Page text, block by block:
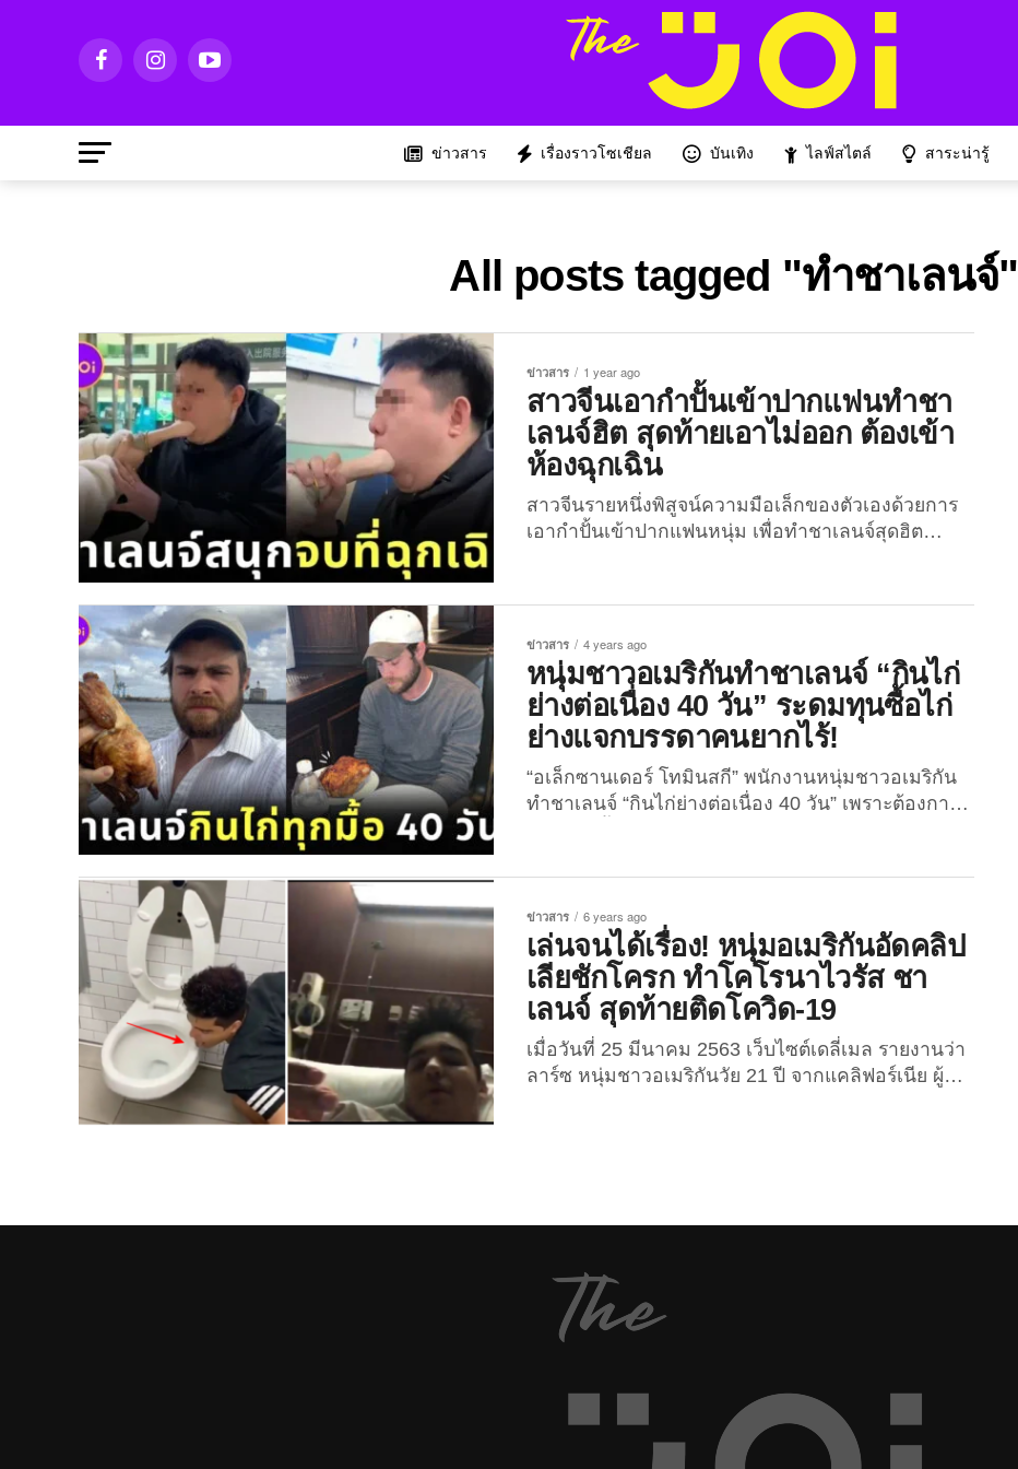
ข่าวสาร เรื่องราวโซเชียล บันเทิง ไลฟ์สไตล์ สาระน่ารู้
All posts tagged "ทำชาเลนจ์"
ข่าวสาร 1 year ago
สาวจีนเอากำปั้นเข้าปากแฟนทำชา
เลนจ์ฮิต สุดท้ายเอาไม่ออก ต้องเข้า
ห้องฉุกเฉิน
สาวจีนรายหนึ่งพิสูจน์ความมือเล็กของตัวเองด้วยการ
เอากำปั้นเข้าปากแฟนหนุ่ม เพื่อทำชาเลนจ์สุดฮิต
“Hand-eating Challenge” ชาเลนจ์พิสูจน์ความมือเล็ก
ของสาวแดนมังกรที่กำลังฮิตสุด ๆ บนโลกโซเชียลจีน
ในขณะนี้ ล่าสุดสร้างเรื่องให้กับคู่รักคู่หนึ่งจนต้อง
เข้าไปใช้บริการแผนกฉุกเฉินของโรงพยาบาลกันเลยที
เดียว ซึ่งเรื่องราวที่ว่านี้เกิดขึ้นในมณฑลจี๋หลินของจีน
เมื่อวันที่ 18 มีนาคมที่ผ่านมา โดยสาวจีนได้เอากำปั้น
ข้างซ้ายของตัวเองยัดเข้าไปในปากของแฟนหนุ่มขณะ
ทำชาเลนจ์สุดฮิต แต่เมื่อเธอพยายามจะดึงมือออก กลับ
พบว่ามือของเธอไม่สามารถดึงออกได้และติดอยู่ในปาก
ออกจากปากของฝ่ายชายมากขึ้นเท่านั้น จนเขาเกือบ
สถานการณ์ที่ไม่สะดวกสบายและน่าอับอาย...
ข่าวสาร 4 years ago
หนุ่มชาวอเมริกันทำชาเลนจ์ “กินไก่
ย่างต่อเนื่อง 40 วัน” ระดมทุนซื้อไก่
ย่างแจกบรรดาคนยากไร้!
“อเล็กซานเดอร์ โทมินสกี” พนักงานหนุ่มชาวอเมริกัน
ทำชาเลนจ์ “กินไก่ย่างต่อเนื่อง 40 วัน” เพราะต้องการ
Independent ได้รายงานเรื่องราวของชายชาวอเมริกัน
วัย 31 ปี คนหนึ่งที่ต้องการทำชาเลนจ์ “กินไก่ 40 วัน”
ติดต่อกัน...
ข่าวสาร 6 years ago
เล่นจนได้เรื่อง! หนุ่มอเมริกันอัดคลิป
เลียชักโครก ทำโคโรนาไวรัส ชา
เลนจ์ สุดท้ายติดโควิด-19
เมื่อวันที่ 25 มีนาคม 2563 เว็บไซต์เดลี่เมล รายงานว่า
ลาร์ซ หนุ่มชาวอเมริกันวัย 21 ปี จากแคลิฟอร์เนีย ผู้